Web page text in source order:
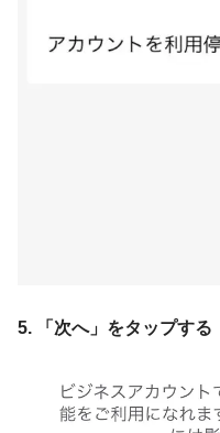
5. 「次へ」をタップする